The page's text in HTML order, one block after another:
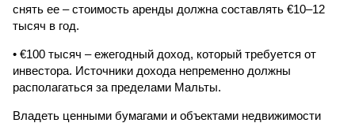
снять ее – стоимость аренды должна составлять €10–12
тысяч в год.
• €100 тысяч – ежегодный доход, который требуется от
инвестора. Источники дохода непременно должны
располагаться за пределами Мальты.
Владеть ценными бумагами и объектами недвижимости